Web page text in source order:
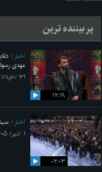
پر بیننده ترین
۱۲:۱۹
اخبار
مهدی
۳۱ /خرداد/ ۱۴۰۵
۰۲:۰۳
اخبار
۱ /تیر/ ۱۴۰۵